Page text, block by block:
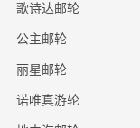
歌诗达邮轮
公主邮轮
丽星邮轮
诺唯真游轮